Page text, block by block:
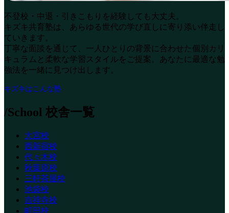
不登校・中退・引きこもりを経験しても大丈夫。
キズキ共育塾は、あらゆる世代の学び直しに寄り添い伴走し
ていきます。
丁寧な面談を通じて、一人ひとりの背景に合わせた個別カリ
キュラムと柔軟な学習スタイルをご提案。あなたに最適な勉
強法を一緒に見つけ出します。
キズキはこんな塾
/School 校舎一覧
大宮校
西新宿校
代々木校
秋葉原校
三軒茶屋校
池袋校
吉祥寺校
町田校